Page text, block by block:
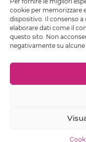
cookie per memorizzare
dispositivo. Il consenso
elaborare dati come il
questo sito. Non
negativamente su
© 2022-2023 Raffaella
raffaellafenoglio@yahoo.it